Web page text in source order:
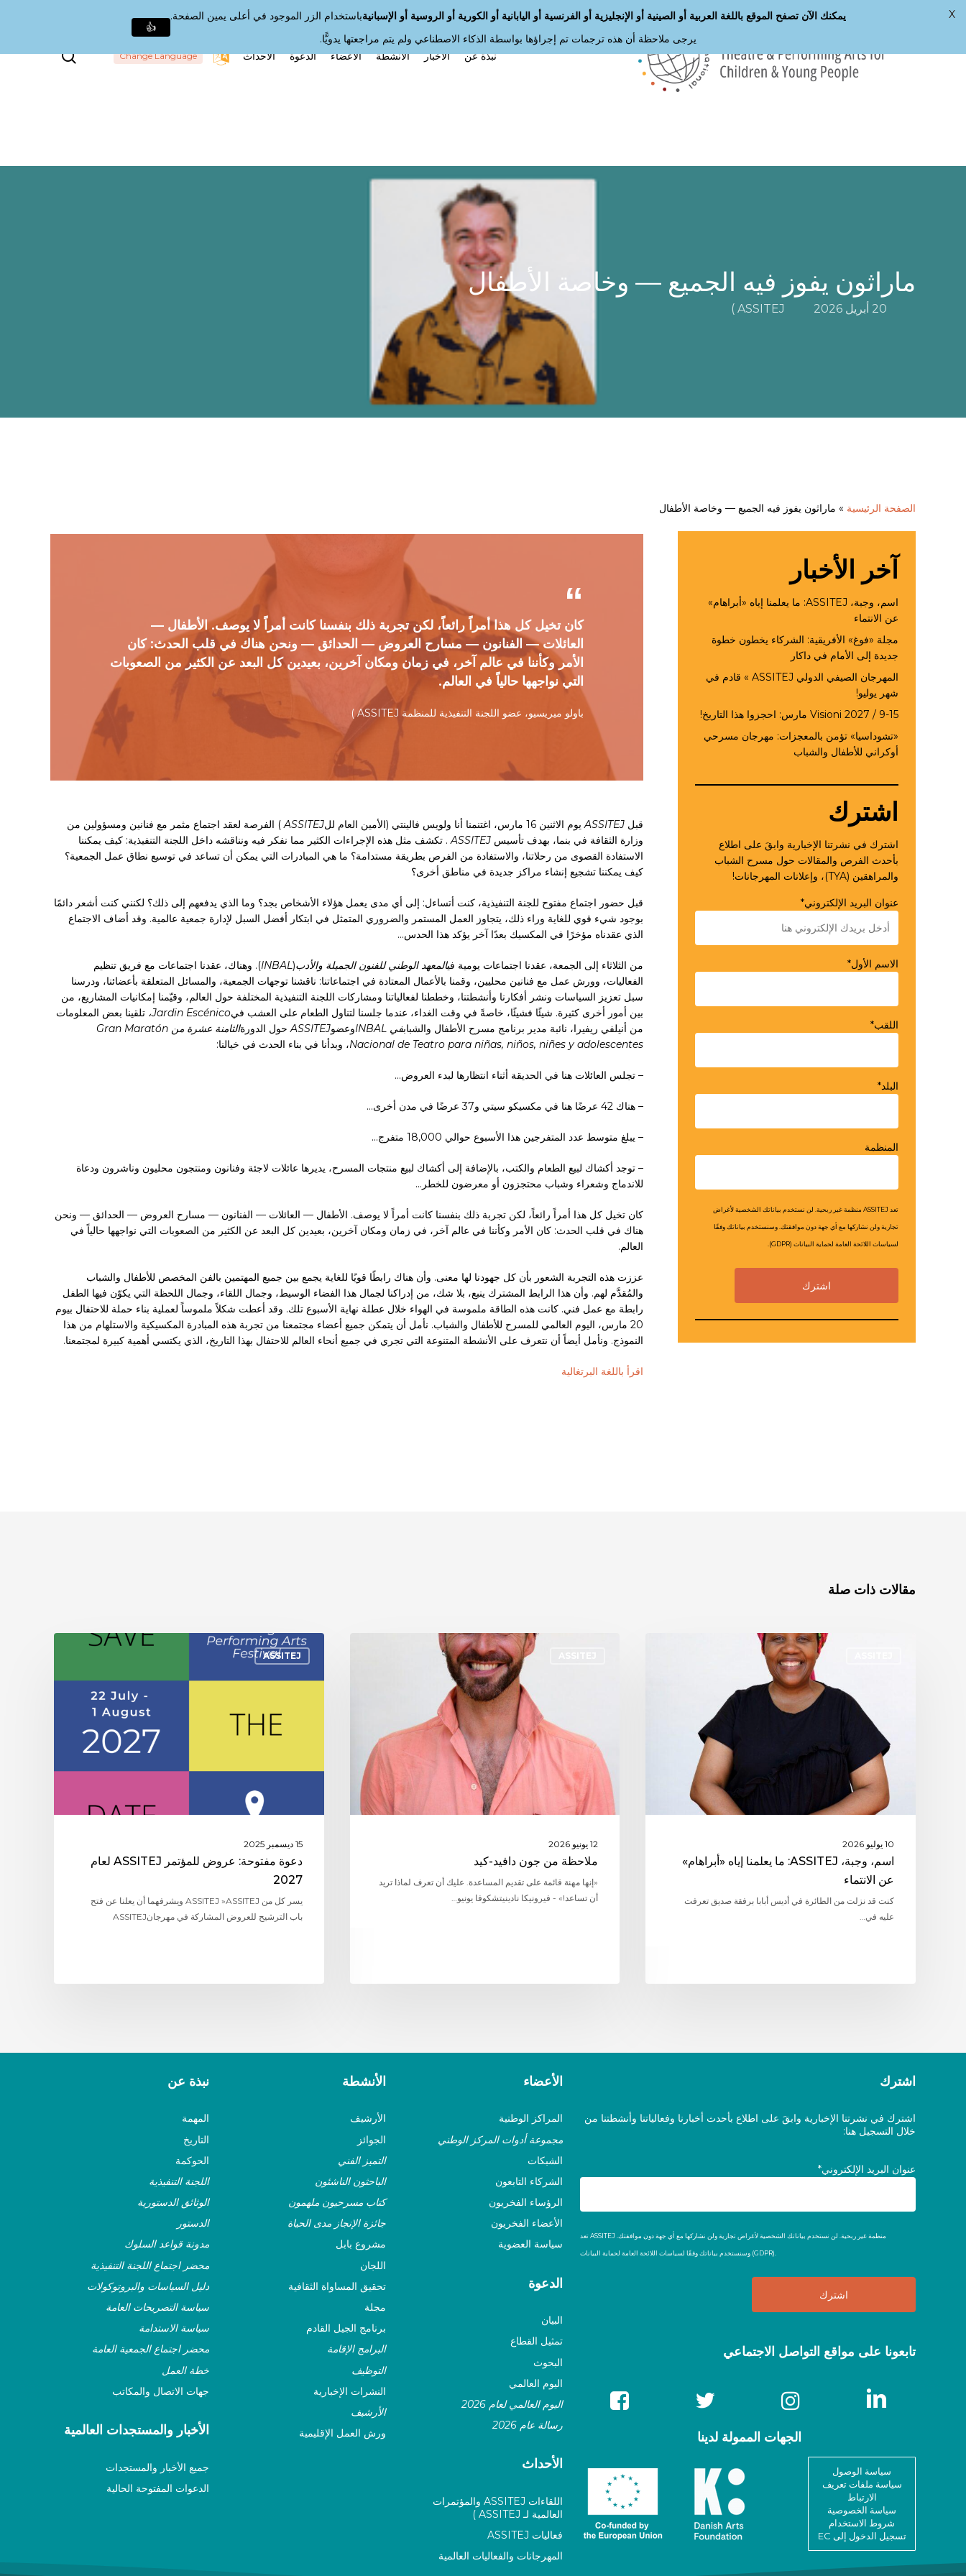
اضغط على مفتاح «Enter» للبحث أو على مفتاح «ESC» للإغلاق
نبذة عن الأخبار الأنشطة الأعضاء الدعوة الأحداث Change Language بحث
ماراثون يفوز فيه الجميع — وخاصة الأطفال
20 أبريل 2026 ASSITEJ )
الصفحة الرئيسية » ماراثون يفوز فيه الجميع — وخاصة الأطفال
كان تخيل كل هذا أمراً رائعاً، لكن تجربة ذلك بنفسنا كانت أمراً لا يوصف. الأطفال —
العائلات — الفنانون — مسارح العروض — الحدائق — ونحن هناك في قلب الحدث: كان
الأمر وكأننا في عالم آخر، في زمان ومكان آخرين، بعيدين كل البعد عن الكثير من الصعوبات
التي نواجهها حالياً في العالم.
باولو ميريسيو، عضو اللجنة التنفيذية للمنظمة ASSITEJ )
قبلASSITEJيوم الاثنين 16 مارس، اغتنمنا أنا ولويس فالينتي (الأمين العام لل ASSITEJ ) الفرصة لعقد اجتماع مثمر مع فنانين ومسؤولين من
وزارة الثقافة في بنما، بهدف تأسيسASSITEJ. تكشف مثل هذه الإجراءات الكثير مما نفكر فيه ونناقشه داخل اللجنة التنفيذية: كيف يمكننا
الاستفادة القصوى من رحلاتنا، والاستفادة من الفرص بطريقة مستدامة؟ ما هي المبادرات التي يمكن أن تساعد في توسيع نطاق عمل الجمعية؟
كيف يمكننا تشجيع إنشاء مراكز جديدة في مناطق أخرى؟
قبل حضور اجتماع مفتوح للجنة التنفيذية، كنت أتساءل: إلى أي مدى يعمل هؤلاء الأشخاص بجد؟ وما الذي يدفعهم إلى ذلك؟ لكنني كنت أشعر دائمًا
بوجود شيء قوي للغاية وراء ذلك، يتجاوز العمل المستمر والضروري المتمثل في ابتكار أفضل السبل لإدارة جمعية عالمية. وقد أضاف الاجتماع
الذي عقدناه مؤخرًا في المكسيك بعدًا آخر يؤكد هذا الحدس...
من الثلاثاء إلى الجمعة، عقدنا اجتماعات يومية فيالمعهد الوطني للفنون الجميلة والأدب(
INBAL). وهناك، عقدنا اجتماعات مع فريق تنظيم
الفعاليات، وورش عمل مع فنانين محليين، وقمنا بالأعمال المعتادة في اجتماعاتنا: ناقشنا توجهات الجمعية، والمسائل المتعلقة بأعضائنا، ودرسنا
سبل تعزيز السياسات ونشر أفكارنا وأنشطتنا، وخططنا لفعالياتنا ومشاركات اللجنة التنفيذية المختلفة حول العالم، وقيّمنا إمكانيات المشاريع، من
بين أمور أخرى كثيرة. شيئًا فشيئًا، خاصةً في وقت الغداء، عندما جلسنا لتناول الطعام على العشب فيJardin Escénico، تلقينا بعض المعلومات
من أنيلفي ريفيرا، نائبة مدير برنامج مسرح الأطفال والشبابفي INBAL وعضوASSITEJ حول الدورة
الثامنة عشرة من Gran Maratón
Nacional de Teatro para niñas, niños, niñes y adolescentes، وبدأنا في بناء الحدث في خيالنا:
– تجلس العائلات هنا في الحديقة أثناء انتظارها لبدء العروض...
– هناك 42 عرضًا هنا في مكسيكو سيتي و37 عرضًا في مدن أخرى…
– يبلغ متوسط عدد المتفرجين هذا الأسبوع حوالي 18,000 متفرج...
– توجد أكشاك لبيع الطعام والكتب، بالإضافة إلى أكشاك لبيع منتجات المسرح، يديرها عائلات لاجئة وفنانون ومنتجون محليون وناشرون ودعاة
للاندماج وشعراء وشباب محتجزون أو معرضون للخطر...
كان تخيل كل هذا أمراً رائعاً، لكن تجربة ذلك بنفسنا كانت أمراً لا يوصف. الأطفال — العائلات — الفنانون — مسارح العروض — الحدائق — ونحن
هناك في قلب الحدث: كان الأمر وكأننا في عالم آخر، في زمان ومكان آخرين، بعيدين كل البعد عن الكثير من الصعوبات التي نواجهها حالياً في
العالم.
عززت هذه التجربة الشعور بأن كل جهودنا لها معنى. وأن هناك رابطًا قويًا للغاية يجمع بين جميع المهتمين بالفن المخصص للأطفال والشباب
والمُقدَّم لهم. وأن هذا الرابط المشترك ينبع، بلا شك، من إدراكنا لجمال هذا الفضاء الوسيط، وجمال اللقاء، وجمال اللحظة التي يكوّن فيها الطفل
رابطة مع عمل فني. كانت هذه الطاقة ملموسة في الهواء خلال عطلة نهاية الأسبوع تلك. وقد أعطت شكلاً ملموساً لعملية بناء حملة للاحتفال بيوم
20 مارس، اليوم العالمي للمسرح للأطفال والشباب. نأمل أن يتمكن جميع أعضاء مجتمعنا من تجربة هذه المبادرة المكسيكية والاستلهام من هذا
النموذج. ونأمل أيضاً أن نتعرف على الأنشطة المتنوعة التي تجري في جميع أنحاء العالم للاحتفال بهذا التاريخ، الذي يكتسي أهمية كبيرة لمجتمعنا.
اقرأ باللغة البرتغالية
آخر الأخبار
اسم، وجبة، ASSITEJ: ما يعلمنا إياه «أبراهام»
عن الانتماء
مجلة «فوغ» الأفريقية: الشركاء يخطون خطوة
جديدة إلى الأمام في داكار
المهرجان الصيفي الدولي ASSITEJ » قادم في
شهر يوليو!
Visioni 2027 / 9-15 مارس: احجزوا هذا التاريخ!
«تشوداسيا» تؤمن بالمعجزات: مهرجان مسرحي
أوكراني للأطفال والشباب
اشترك
اشترك في نشرتنا الإخبارية وابقَ على اطلاع
بأحدث الفرص والمقالات حول مسرح الشباب
والمراهقين (TYA)، وإعلانات المهرجانات!
عنوان البريد الإلكتروني*
الاسم الأول*
اللقب*
البلد*
المنظمة
تعد ASSITEJ منظمة غير ربحية. لن نستخدم بياناتك الشخصية لأغراض
تجارية ولن نشاركها مع أي جهة دون موافقتك. وسنستخدم بياناتك وفقًا
لسياسات اللائحة العامة لحماية البيانات (GDPR).
مقالات ذات صلة
10 يوليو 2026
اسم، وجبة، ASSITEJ: ما يعلمنا إياه «أبراهام»
عن الانتماء
كنت قد نزلت من الطائرة في أديس أبابا برفقة صديق تعرفت
عليه في…
12 يونيو 2026
ملاحظة من جون دافيد-كيد
«إنها مهنة قائمة على تقديم المساعدة. عليك أن تعرف لماذا تريد
أن تساعد!» - فيرونيكا نادينيتشكوفا يونيو…
ASSITEJ
15 ديسمبر 2025
دعوة مفتوحة: عروض للمؤتمر ASSITEJ لعام
2027
يسر كل من ASSITEJ »ASSITEJ ويشرفهما أن يعلنا عن فتح
باب الترشيح للعروض المشاركة في مهرجانASSITEJ
نبذة عن
المهمة
التاريخ
الحوكمة
اللجنة التنفيذية
الوثائق الدستورية
الدستور
مدونة قواعد السلوك
محضر اجتماع اللجنة التنفيذية
دليل السياسات والبروتوكولات
سياسة التصريحات العامة
سياسة الاستدامة
محضر اجتماع الجمعية العامة
خطة العمل
جهات الاتصال والمكاتب
الأخبار والمستجدات العالمية
جميع الأخبار والمستجدات
الدعوات المفتوحة الحالية
الأنشطة
الأرشيف
الجوائز
التميز الفني
الباحثون الناشئون
كتاب مسرحيون ملهمون
جائزة الإنجاز مدى الحياة
مشروع بابل
اللجان
تحقيق المساواة الثقافية
مجلة
برنامج الجيل القادم
البرامج الإقامة
التوظيف
النشرات الإخبارية
الأرشيف
ورش العمل الإقليمية
الأعضاء
المراكز الوطنية
مجموعة أدوات المركز الوطني
الشبكات
الشركاء التابعون
الرؤساء الفخريون
الأعضاء الفخريون
سياسة العضوية
الدعوة
البيان
تمثيل القطاع
البحوث
اليوم العالمي
اليوم العالمي لعام 2026
رسالة عام 2026
الأحداث
اللقاءات ASSITEJ والمؤتمرات
العالمية لـ ASSITEJ )
فعاليات ASSITEJ
المهرجانات والفعاليات العالمية
اشترك
اشترك في نشرتنا الإخبارية وابقَ على اطلاع بأحدث أخبارنا وفعالياتنا وأنشطتنا من
خلال التسجيل هنا:
عنوان البريد الإلكتروني*
تعد ASSITEJ منظمة غير ربحية. لن نستخدم بياناتك الشخصية لأغراض تجارية ولن نشاركها مع أي جهة دون موافقتك.
وسنستخدم بياناتك وفقًا لسياسات اللائحة العامة لحماية البيانات (GDPR).
تابعونا على مواقع التواصل الاجتماعي
الجهات الممولة لدينا
سياسة الوصول
سياسة ملفات تعريف
الارتباط
سياسة الخصوصية
شروط الاستخدام
تسجيل الدخول إلى EC
يمكنك الآن تصفح الموقع باللغة العربية أو الصينية أو الإنجليزية أو الفرنسية أو اليابانية أو الكورية أو الروسية أو الإسبانيةباستخدام الزر الموجود في أعلى يمين الصفحة.
يرجى ملاحظة أن هذه ترجمات تم إجراؤها بواسطة الذكاء الاصطناعي ولم يتم مراجعتها يدويًّا.
👍
X